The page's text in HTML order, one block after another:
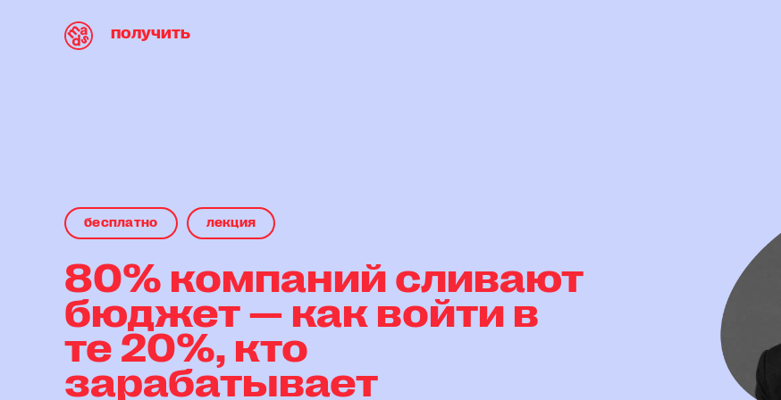
получить
бесплaтнo лекция
80% компаний сливают
бюджет — как войти в
те 20%, кто
зарабатывает